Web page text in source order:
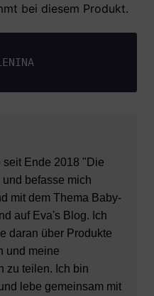
bei diesem Produkt.
seit Ende 2018 "Die
befasse mich
mit dem Thema Baby-
auf Eva's Blog. Ich
daran über Produkte
und meine
zu teilen. Ich bin
lebe gemeinsam mit